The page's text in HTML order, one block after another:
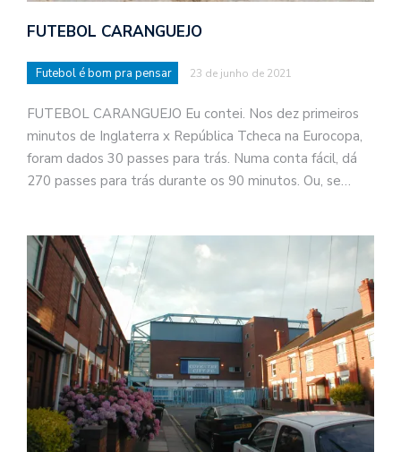
FUTEBOL CARANGUEJO
Futebol é bom pra pensar 23 de junho de 2021
FUTEBOL CARANGUEJO Eu contei. Nos dez primeiros
minutos de Inglaterra x República Tcheca na Eurocopa,
foram dados 30 passes para trás. Numa conta fácil, dá
270 passes para trás durante os 90 minutos. Ou, se…